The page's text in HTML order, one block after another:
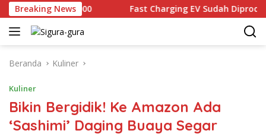
Langsung
ke
konten
Breaking News
Rp2.679.000 Fast Charging EV Sudah Diproduksi
Beranda Kuliner
Kuliner
Bikin Bergidik! Ke Amazon Ada
‘Sashimi’ Daging Buaya Segar